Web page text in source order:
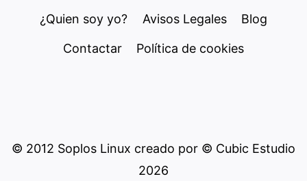
¿Quien soy yo? Avisos Legales Blog
Contactar Política de cookies
© 2012 Soplos Linux creado por © Cubic Estudio
2026